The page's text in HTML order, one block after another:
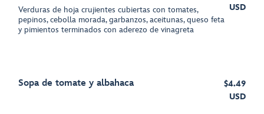
Verduras de hoja crujientes cubiertas con tomates,
pepinos, cebolla morada, garbanzos, aceitunas, queso feta
y pimientos terminados con aderezo de vinagreta
USD
Sopa de tomate y albahaca
$4.49
USD